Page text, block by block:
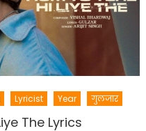
Lyricist Year गुलजार
The Lyrics